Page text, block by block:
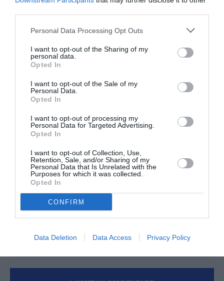
Personal Data Processing Opt Outs
I want to opt-out of the Sharing of my
personal data.
Opted In
I want to opt-out of the Sale of my
Personal Data.
Opted In
I want to opt-out of processing my
Personal Data for Targeted Advertising.
Opted In
I want to opt-out of Collection, Use,
Retention, Sale, and/or Sharing of my
Personal Data that Is Unrelated with the
Purposes for which it was collected.
Opted In
CONFIRM
Data Deletion Data Access Privacy Policy
l’on rase des forêts entières pour ça, sans parler des
qui contribue à tirer vers le haut les prix.
La pauvretè des posts est terrible.
A celà s’ajoutent les insultes .
RÉPONDRE
a commenté :
RÉPONDRE